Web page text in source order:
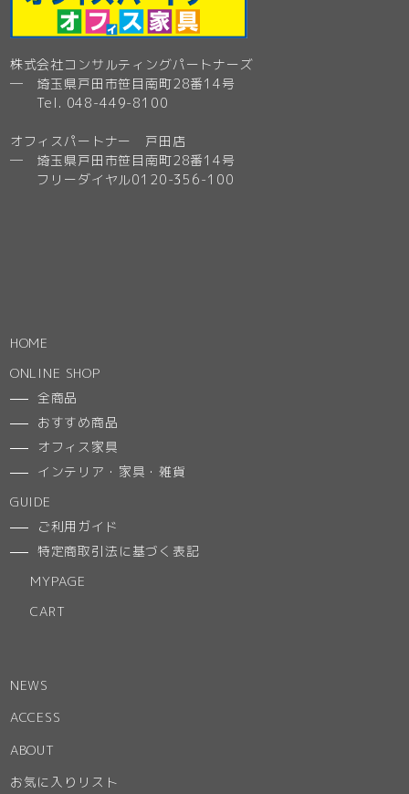
株式会社コンサルティングパートナーズ
─ 埼玉県戸田市笹目南町28番14号
Tel. 048-449-8100
オフィスパートナー 戸田店
─ 埼玉県戸田市笹目南町28番14号
フリーダイヤル0120-356-100
HOME
ONLINE SHOP
全商品
おすすめ商品
オフィス家具
インテリア・家具・雑貨
GUIDE
ご利用ガイド
特定商取引法に基づく表記
MYPAGE
CART
NEWS
ACCESS
ABOUT
お気に入りリスト